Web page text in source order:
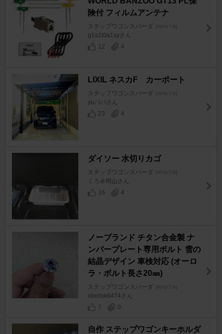
険付 フィルムアンテナ
ステップワゴンスパーダ [RP6/7/8]
g1a1l0a1xyさん
12
4
LIXIL ネスカF カーポート
ステップワゴンスパーダ [RP6/7/8]
yuパパさん
23
4
ダイソー 水切りカゴ
ステップワゴンスパーダ [RP6/7/8]
くろ＠岡山さん
16
4
ノーブランド チタン合金製 ナ
ンバープレート専用ボルト 雪の
結晶デザイン 車検対応 (オーロ
ラ・ボルト長さ20㎜)
ステップワゴンスパーダ [RP6/7/8]
obelisk6474さん
7
0
自作 ステップワゴンキーホルダ